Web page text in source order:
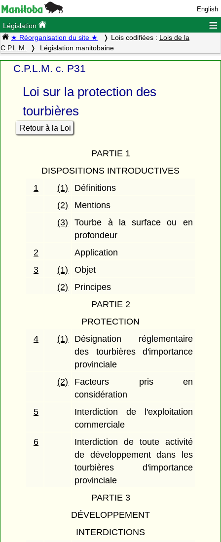
English
Législation ≡
★ Réorganisation du site ★ Lois codifiées : Lois de la
C.P.L.M.
Législation manitobaine
C.P.L.M. c. P31
Loi sur la protection des
tourbières
Retour à la Loi
PARTIE 1
DISPOSITIONS INTRODUCTIVES
1
(1)
Définitions
(2)
Mentions
(3)
Tourbe à la surface ou en
profondeur
2
Application
3
(1)
Objet
(2)
Principes
PARTIE 2
PROTECTION
4
(1)
Désignation réglementaire
des tourbières d'importance
provinciale
(2)
Facteurs pris en
considération
5
Interdiction de l'exploitation
commerciale
6
Interdiction de toute activité
de développement dans les
tourbières d'importance
provinciale
PARTIE 3
DÉVELOPPEMENT
INTERDICTIONS